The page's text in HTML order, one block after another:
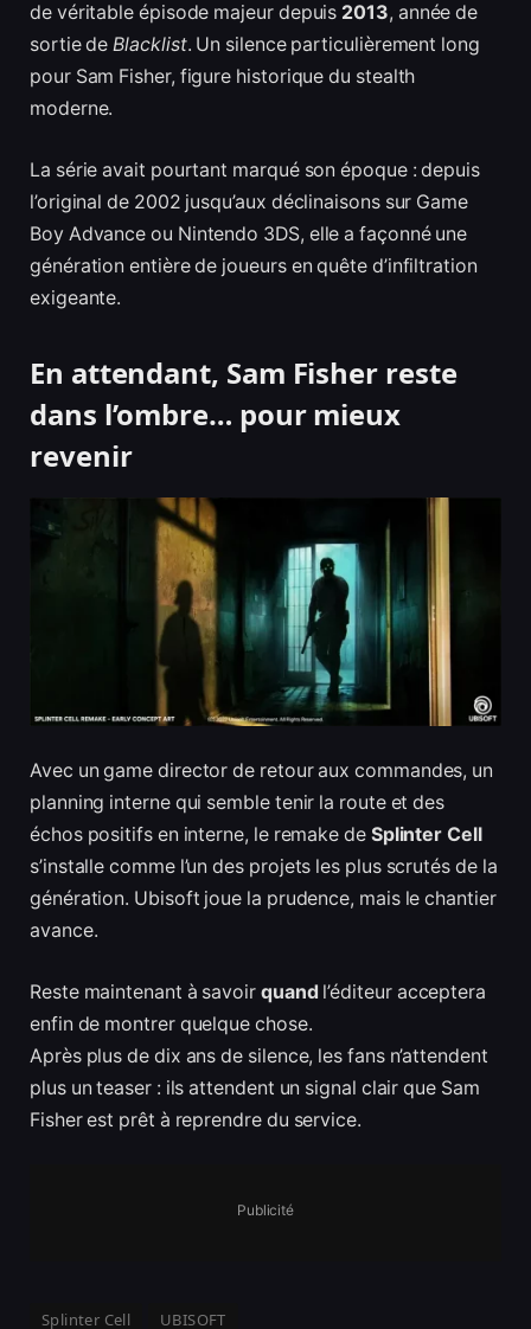
de véritable épisode majeur depuis 2013, année de
sortie deBlacklist. Un silence particulièrement long
pour Sam Fisher, figure historique du stealth
moderne.
La série avait pourtant marqué son époque : depuis
l’original de 2002 jusqu’aux déclinaisons sur Game
Boy Advance ou Nintendo 3DS, elle a façonné une
génération entière de joueurs en quête d’infiltration
exigeante.
En attendant, Sam Fisher reste
dans l’ombre… pour mieux
revenir
Avec un game director de retour aux commandes, un
planning interne qui semble tenir la route et des
échos positifs en interne, le remake de Splinter Cell
s’installe comme l’un des projets les plus scrutés de la
génération. Ubisoft joue la prudence, mais le chantier
avance.
Reste maintenant à savoir quand l’éditeur acceptera
enfin de montrer quelque chose.
Après plus de dix ans de silence, les fans n’attendent
plus un teaser : ils attendent un signal clair que Sam
Fisher est prêt à reprendre du service.
Publicité
Splinter Cell UBISOFT